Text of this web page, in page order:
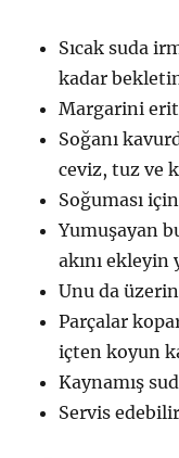
Sıcak suda
kadar
Margarini
Soğanı
ceviz, tuz ve
Soğuması
Yumuşayan
akını ekleyin
Unu da
Parçalar
içten koyun
Kaynamış
Servis